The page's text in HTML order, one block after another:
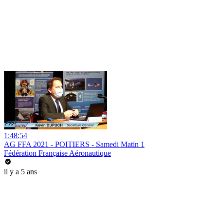
1:48:54
AG FFA 2021 - POITIERS - Samedi Matin 1
Fédération Française Aéronautique
il y a 5 ans